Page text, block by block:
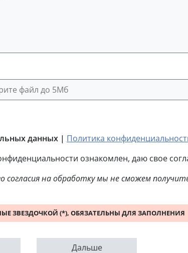
данных | Политика
ознакомлен, даю свое
согласия на обработку мы не сможем
ЗВЕЗДОЧКОЙ (*), ОБЯЗАТЕЛЬНЫ ДЛЯ ЗАПОЛНЕНИЯ